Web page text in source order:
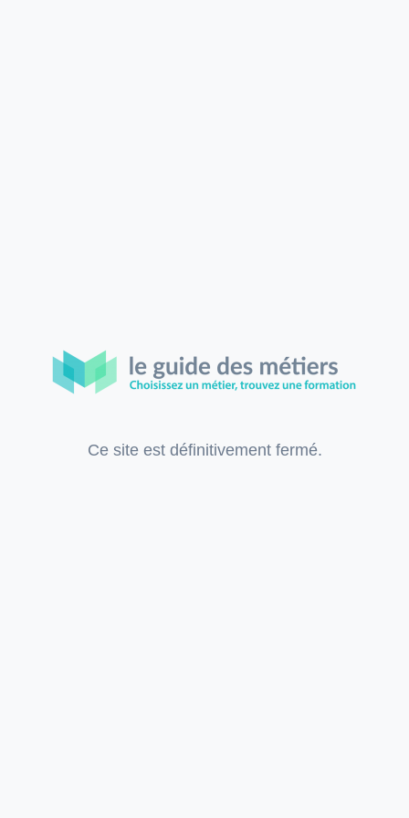
Ce site est définitivement fermé.